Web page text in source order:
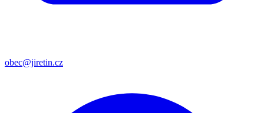
obec@jiretin.cz